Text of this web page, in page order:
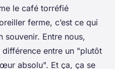
le café torréfié
ferme, c’est ce qui
souvenir. Entre nous,
différence entre un "plutôt
absolu". Et ça, ça se